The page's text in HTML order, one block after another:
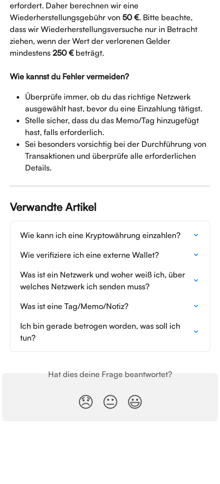
erfordert. Daher berechnen wir eine
Wiederherstellungsgebühr von 50 €. Bitte beachte,
dass wir Wiederherstellungsversuche nur in Betracht
ziehen, wenn der Wert der verlorenen Gelder
mindestens 250 € beträgt.
Wie kannst du Fehler vermeiden?
Überprüfe immer, ob du das richtige Netzwerk
ausgewählt hast, bevor du eine Einzahlung tätigst.
Stelle sicher, dass du das Memo/Tag hinzugefügt
hast, falls erforderlich.
Sei besonders vorsichtig bei der Durchführung von
Transaktionen und überprüfe alle erforderlichen
Details.
Verwandte Artikel
Wie kann ich eine Kryptowährung einzahlen?
Wie verifiziere ich eine externe Wallet?
Was ist ein Netzwerk und woher weiß ich, über
welches Netzwerk ich senden muss?
Was ist eine Tag/Memo/Notiz?
Ich bin gerade betrogen worden, was soll ich
tun?
Hat dies deine Frage beantwortet?
😞 😐 😃